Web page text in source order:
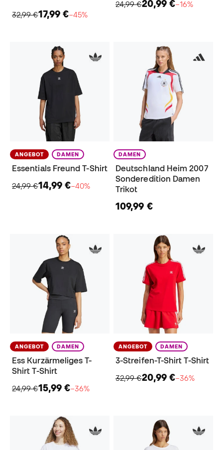
32,99 €17,99 €−45%
24,99 €20,99 €−16%
ANGEBOT DAMEN
Essentials Freund T-Shirt
24,99 €14,99 €−40%
DAMEN
Deutschland Heim 2007
Sonderedition Damen
Trikot
109,99 €
ANGEBOT DAMEN
Ess Kurzärmeliges T-
Shirt T-Shirt
24,99 €15,99 €−36%
ANGEBOT DAMEN
3-Streifen-T-Shirt T-Shirt
32,99 €20,99 €−36%